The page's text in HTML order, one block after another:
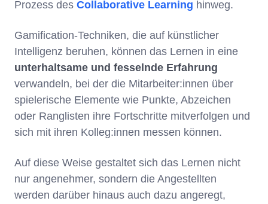
Prozess des Collaborative Learning hinweg.
Gamification-Techniken, die auf künstlicher
Intelligenz beruhen, können das Lernen in eine
unterhaltsame und fesselnde Erfahrung
verwandeln, bei der die Mitarbeiter:innen über
spielerische Elemente wie Punkte, Abzeichen
oder Ranglisten ihre Fortschritte mitverfolgen und
sich mit ihren Kolleg:innen messen können.
Auf diese Weise gestaltet sich das Lernen nicht
nur angenehmer, sondern die Angestellten
werden darüber hinaus auch dazu angeregt,